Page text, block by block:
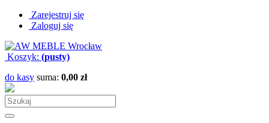
Zarejestruj się
Zaloguj się
Koszyk: (pusty)
do kasy suma: 0,00 zł